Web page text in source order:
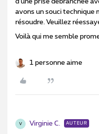
d’une prise débranchée
avons un souci technique
résoudre. Veuillez
Voilà qui me semble
1 personne aime
V Virginie C. AUTEUR